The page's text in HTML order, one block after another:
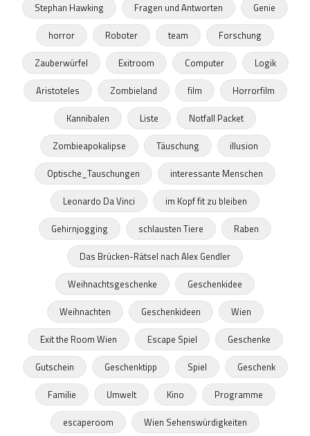
Stephan Hawking
Fragen und Antworten
Genie
horror
Roboter team
Forschung
Zauberwürfel
Exitroom Computer
Logik
Aristoteles
Zombieland film
Horrorfilm
Kannibalen
Liste
Notfall Packet
Zombieapokalipse
Täuschung
illusion
Optische_Tauschungen
interessante Menschen
Leonardo Da Vinci
im Kopf fit zu bleiben
Gehirnjogging
schlausten Tiere
Raben
Das Brücken-Rätsel nach Alex Gendler
Weihnachtsgeschenke
Geschenkidee
Weihnachten
Geschenkideen
Wien
Exit the Room Wien
Escape Spiel
Geschenke
Gutschein
Geschenktipp Spiel
Geschenk
Familie
Umwelt Kino
Programme
escaperoom
Wien Sehenswürdigkeiten